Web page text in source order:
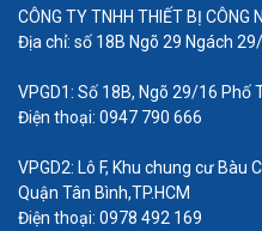
đổi theo sự thay đổi áp
CÔNG TY TNHH THIẾT BỊ CÔNG
Địa chỉ: số 18B Ngõ 29 Ngách
VPGD1: Số 18B, Ngõ 29/16 Phố
Điện thoại: 0947 790 666
VPGD2: Lô F, Khu chung cư Bàu
Quận Tân Bình,TP.HCM
Điện thoại: 0978 492 169